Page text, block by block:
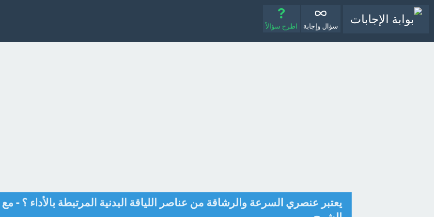
سؤال وإجابة اطرح سؤالاً
يعتبر عنصري السرعة والرشاقة من عناصر اللياقة البدنية المرتبطة بالأداء ؟ - مع